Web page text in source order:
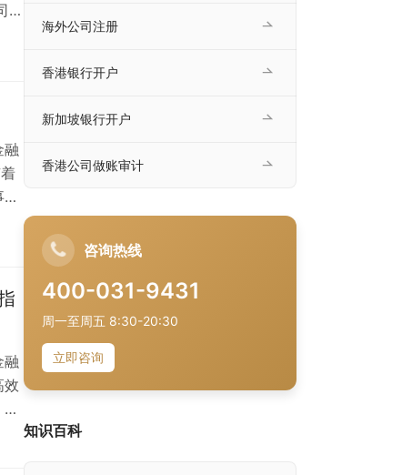
注
融
融
效
海外公司注册
香港银行开户
新加坡银行开户
香港公司做账审计
咨询热线
400-031-9431
周一至周五 8:30-20:30
立即咨询
知识百科